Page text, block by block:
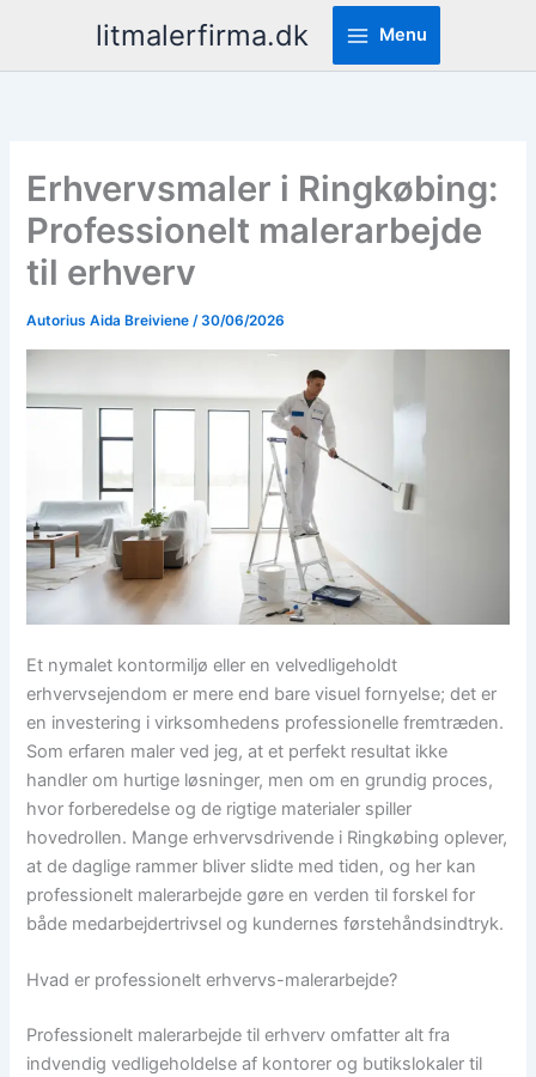
turinio
litmalerfirma.dk Menu
Erhvervsmaler i Ringkøbing:
Professionelt malerarbejde
til erhverv
Autorius Aida Breiviene/30/06/2026
Et nymalet kontormiljø eller en velvedligeholdt
erhvervsejendom er mere end bare visuel fornyelse; det er
en investering i virksomhedens professionelle fremtræden.
Som erfaren maler ved jeg, at et perfekt resultat ikke
handler om hurtige løsninger, men om en grundig proces,
hvor forberedelse og de rigtige materialer spiller
hovedrollen. Mange erhvervsdrivende i Ringkøbing oplever,
at de daglige rammer bliver slidte med tiden, og her kan
professionelt malerarbejde gøre en verden til forskel for
både medarbejdertrivsel og kundernes førstehåndsindtryk.
Hvad er professionelt erhvervs-malerarbejde?
Professionelt malerarbejde til erhverv omfatter alt fra
indvendig vedligeholdelse af kontorer og butikslokaler til